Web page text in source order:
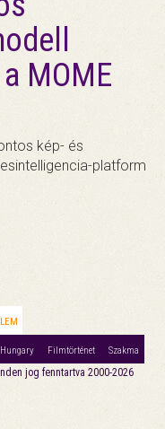
MOME
kép- és
platform
Filmtörténet Szakma
jog fenntartva 2000-2026